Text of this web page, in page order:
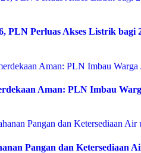
PLN Perluas Akses Listrik bagi
Aman: PLN Imbau
Pangan dan Ketersediaan